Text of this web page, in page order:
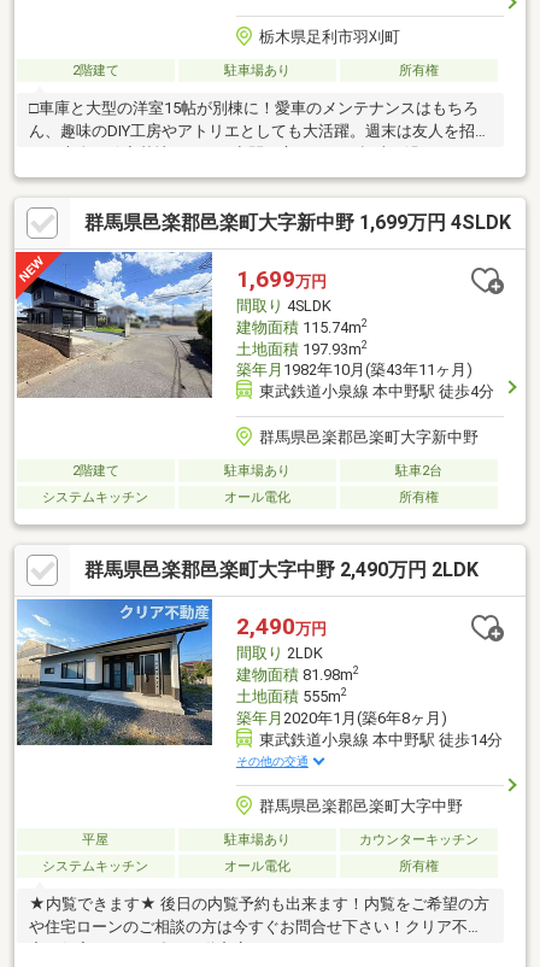
栃木県足利市羽刈町
2階建て 駐車場あり 所有権
□車庫と大型の洋室15帖が別棟に！愛車のメンテナンスはもちろ
ん、趣味のDIY工房やアトリエとしても大活躍。週末は友人を招い
生活が手に入ります。□敷地128坪の広さなら、本格的な家庭菜園
も思いのまま。自分で育てた野菜と、近くの鮮魚店で仕入れた旬
の魚を使って、週末は庭でBBQや七輪焼き。食育にもつながる、
自然と寄り添う豊かな食卓がここにあります。□小学校までのア
クセスが確保されており、子育て世帯にも選ばれています。母屋
は6DKと部屋数が多く、子供部屋もしっかり確保。
群馬県邑楽郡邑楽町大字新中野 1,699万円 4SLDK
1,699万円
間取り 4SLDK
建物面積115.74m2
土地面積197.93m2
築年月 1982年10月(築43年11ヶ月)
東武鉄道小泉線 本中野駅 徒歩4分
群馬県邑楽郡邑楽町大字新中野
2階建て 駐車場あり
駐車2台
システムキッチン
オール電化 所有権
群馬県邑楽郡邑楽町大字中野 2,490万円 2LDK
2,490万円
間取り 2LDK
建物面積81.98m2
土地面積555m2
築年月 2020年1月(築6年8ヶ月)
東武鉄道小泉線 本中野駅 徒歩14分
その他の交通
群馬県邑楽郡邑楽町大字中野
平屋 駐車場あり
カウンターキッチン
システムキッチン
オール電化 所有権
★内覧できます★ 後日の内覧予約も出来ます！内覧をご希望の方
や住宅ローンのご相談の方は今すぐお問合せ下さい！クリア不動
産は住宅ローンに強い不動産店です！